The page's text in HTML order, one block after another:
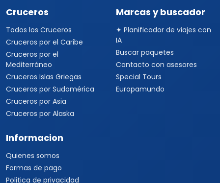
Cruceros
Todos los Cruceros
Cruceros por el Caribe
Cruceros por el
Mediterráneo
Cruceros Islas Griegas
Cruceros por Sudamérica
Cruceros por Asia
Cruceros por Alaska
Marcas y buscador
✦ Planificador de viajes con
IA
Buscar paquetes
Contacto con asesores
Special Tours
Europamundo
Informacion
Quienes somos
Formas de pago
Politica de privacidad